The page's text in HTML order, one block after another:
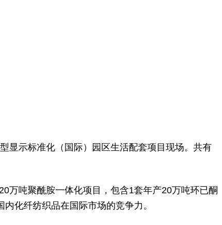
显示标准化（国际）园区生活配套项目现场。共有
万吨聚酰胺一体化项目，包含1套年产20万吨环已酮
化纤纺织品在国际市场的竞争力。